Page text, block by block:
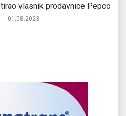
vlasnik prodavnice Pepco
01.08.2023.